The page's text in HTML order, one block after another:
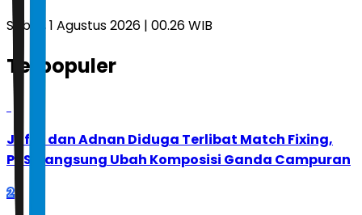
Sabtu, 1 Agustus 2026 | 00.26 WIB
Terpopuler
Jafar dan Adnan Diduga Terlibat Match Fixing,
PBSI Langsung Ubah Komposisi Ganda Campuran
2